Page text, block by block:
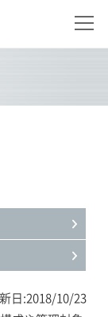
日:2018/10/23